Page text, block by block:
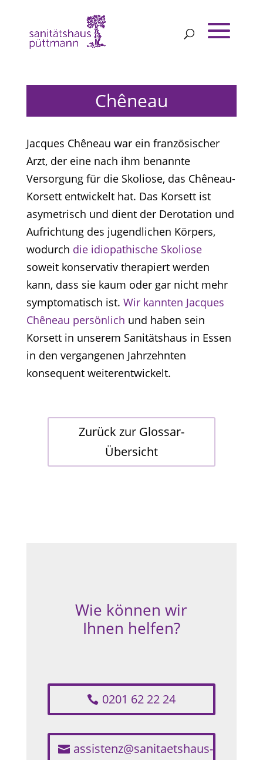
Chêneau
Jacques Chêneau war ein französischer
Arzt, der eine nach ihm benannte
Versorgung für die Skoliose, das Chêneau-
Korsett entwickelt hat. Das Korsett ist
asymetrisch und dient der Derotation und
Aufrichtung des jugendlichen Körpers,
wodurch die idiopathische Skoliose
soweit konservativ therapiert werden
kann, dass sie kaum oder gar nicht mehr
symptomatisch ist. Wir kannten Jacques
Chêneau persönlich und haben sein
Korsett in unserem Sanitätshaus in Essen
in den vergangenen Jahrzehnten
konsequent weiterentwickelt.
Zurück zur Glossar-
Übersicht
Wie können wir
Ihnen helfen?
0201 62 22 24
assistenz@sanitaetshaus-